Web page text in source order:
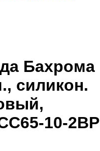
Бахрома
силикон.
10-2BP